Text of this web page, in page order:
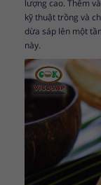
lượng cao. Thêm
kỹ thuật trồng và
dừa sáp lên một
này.